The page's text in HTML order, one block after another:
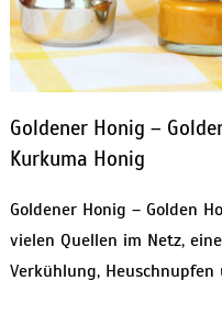
Goldener Honig –
Kurkuma Honig
Goldener Honig – Golden
vielen Quellen im Netz,
Verkühlung, Heuschnupfen